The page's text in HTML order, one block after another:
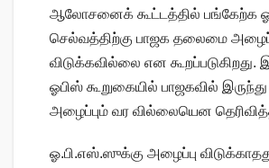
ஆலோசனைக் கூட்டத்தில் பங்கேற்க
செல்வத்திற்கு பாஜக தலைமை
விடுக்கவில்லை என கூறப்படுகிறது.
ஓபிஸ் கூறுகையில் பாஜகவில்
அழைப்பும் வர வில்லையென
ஓ.பி.எஸ்.ஸுக்கு அழைப்பு